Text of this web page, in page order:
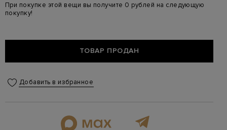
При покупке этой вещи вы получите 0 рублей на следующую
покупку!
ТОВАР ПРОДАН
Добавить в избранное